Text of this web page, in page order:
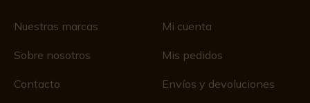
Nuestras marcas
Sobre nosotros
Contacto
Mi cuenta
Mis pedidos
Envíos y devoluciones